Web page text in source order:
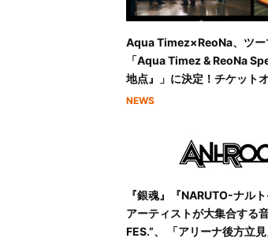
Aqua Timez×ReoNa、ツー
「Aqua Timez & ReoNa
地点』」に決定！チケット
ート！
NEWS
『銀魂』『NARUTO-ナル
アーティストが大集合する
FES.”、 「アリーナ後方立